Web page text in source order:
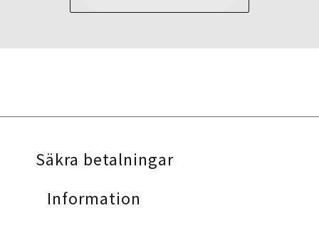
Säkra betalningar
Information